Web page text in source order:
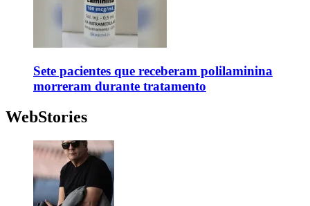
Sete pacientes que receberam polilaminina
morreram durante tratamento
WebStories